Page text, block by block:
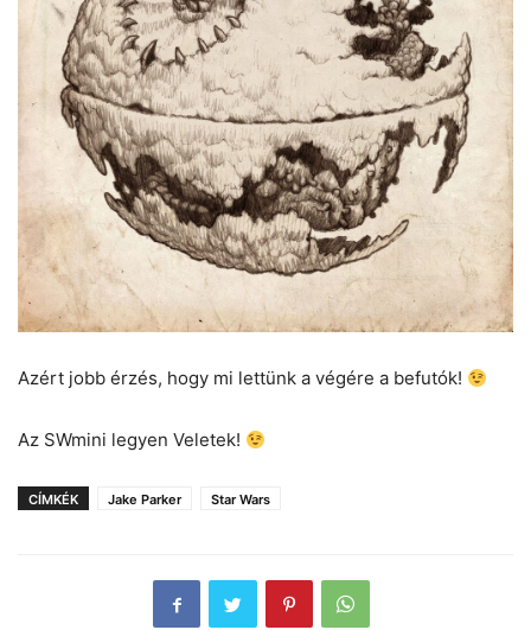
Azért jobb érzés, hogy mi lettünk a végére a befutók!
Az SWmini legyen Veletek!
CÍMKÉK Jake Parker Star Wars